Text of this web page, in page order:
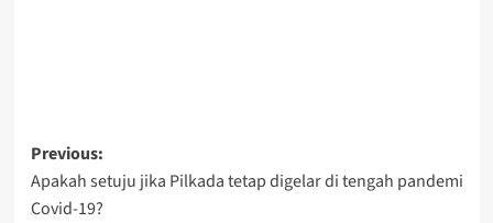
Post
navigation
Previous:
Apakah setuju jika Pilkada tetap digelar di tengah pandemi
Covid-19?